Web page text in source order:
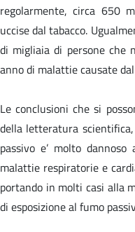
regolarmente, circa 650
uccise dal tabacco.
di migliaia di persone che
anno di malattie causate
Le conclusioni che si
della letteratura
passivo e’ molto
malattie respiratorie e
portando in molti casi alla
di esposizione al fumo